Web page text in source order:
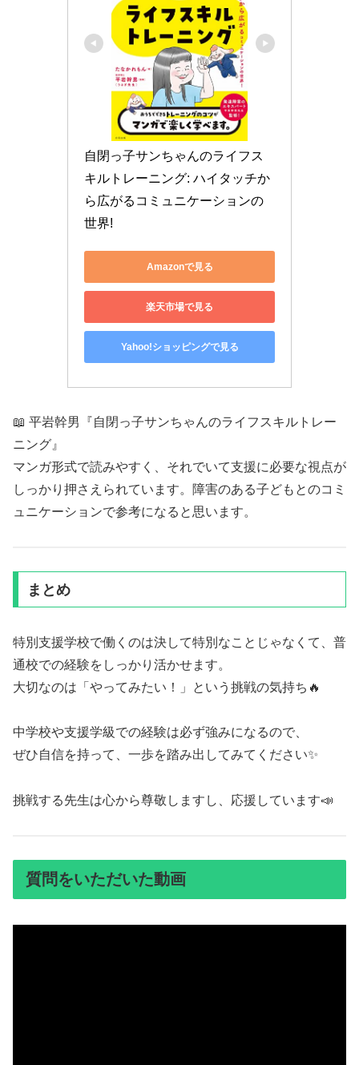
自閉っ子サンちゃんのライフス
キルトレーニング: ハイタッチか
ら広がるコミュニケーションの
世界!
Amazonで見る
楽天市場で見る
Yahoo!ショッピングで見る
📖 平岩幹男『自閉っ子サンちゃんのライフスキルトレー
ニング』
マンガ形式で読みやすく、それでいて支援に必要な視点が
しっかり押さえられています。障害のある子どもとのコミ
ュニケーションで参考になると思います。
まとめ
特別支援学校で働くのは決して特別なことじゃなくて、普
通校での経験をしっかり活かせます。
大切なのは「やってみたい！」という挑戦の気持ち🔥
中学校や支援学級での経験は必ず強みになるので、
ぜひ自信を持って、一歩を踏み出してみてください✨
挑戦する先生は心から尊敬しますし、応援しています📣
質問をいただいた動画